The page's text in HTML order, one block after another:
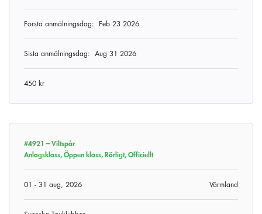
Första anmälningsdag: Feb 23 2026
Sista anmälningsdag: Aug 31 2026
450 kr
#4921 –Viltspår
Anlagsklass, Öppen klass, Rörligt, Officiellt
01 - 31 aug, 2026 Värmland